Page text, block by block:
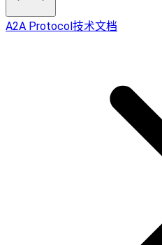
A2A Protocol技术文档